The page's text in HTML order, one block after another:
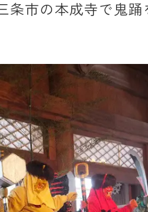
条市の本成寺で鬼